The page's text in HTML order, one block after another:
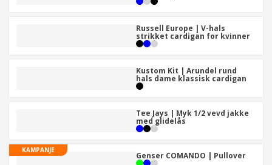
Russell Europe | V-hals
strikket cardigan for kvinner
Kustom Kit | Arundel rund
hals dame klassisk cardigan
Tee Jays | Myk 1/2 vevd jakke
med glidelås
KAMPANJE
Genser COMANDO | Pullover